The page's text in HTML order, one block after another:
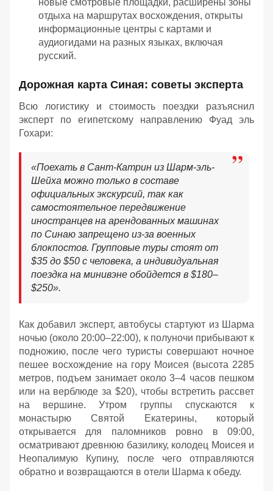
новые смотровые площадки, расширены зоны
отдыха на маршрутах восхождения, открыты
информационные центры с картами и
аудиогидами на разных языках, включая
русский.
Дорожная карта Синая: советы эксперта
Всю логистику и стоимость поездки разъяснил
эксперт по египетскому направлению Фуад эль
Гохари:
«Поехать в Сант-Катрин из Шарм-эль-
Шейха можно только в составе
официальных экскурсий, так как
самостоятельное передвижение
иностранцев на арендованных машинах
по Синаю запрещено из-за военных
блокпостов. Групповые туры стоят от
$35 до $50 с человека, а индивидуальная
поездка на минивэне обойдется в $180–
$250».
Как добавил эксперт, автобусы стартуют из Шарма
ночью (около 20:00–22:00), к полуночи прибывают к
подножию, после чего туристы совершают ночное
пешее восхождение на гору Моисея (высота 2285
метров, подъем занимает около 3–4 часов пешком
или на верблюде за $20), чтобы встретить рассвет
на вершине. Утром группы спускаются к
монастырю Святой Екатерины, который
открывается для паломников ровно в 09:00,
осматривают древнюю базилику, колодец Моисея и
Неопалимую Купину, после чего отправляются
обратно и возвращаются в отели Шарма к обеду.